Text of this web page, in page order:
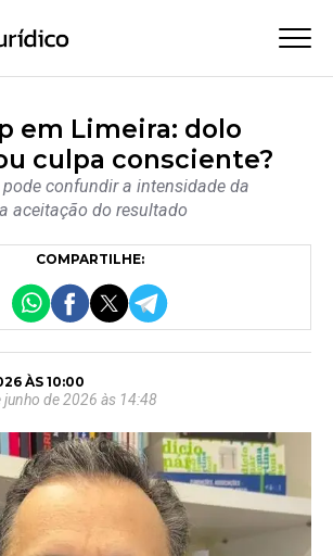
em Limeira: dolo
culpa consciente?
confundir a intensidade da
aceitação do resultado
COMPARTILHE:
ÀS 10:00
de 2026 às 14:48